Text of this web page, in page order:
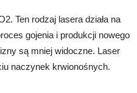
Ten rodzaj lasera działa na
gojenia i produkcji nowego
są mniej widoczne. Laser
naczynek krwionośnych.